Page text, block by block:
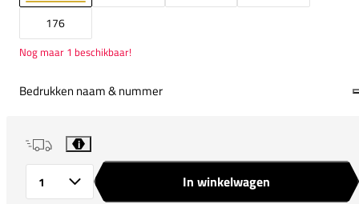
176
Nog maar 1 beschikbaar!
Bedrukken naam & nummer
i
In winkelwagen